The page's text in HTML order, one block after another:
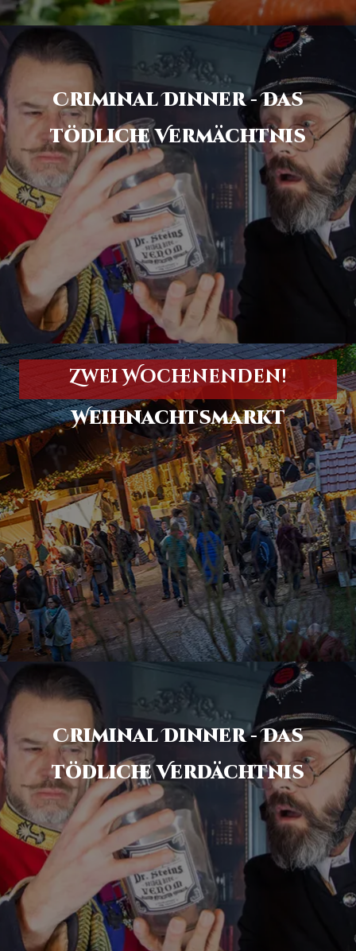
Criminal Dinner - Das
tödliche Vermächtnis
Zwei Wochenenden!
Weihnachtsmarkt
Criminal Dinner - Das
tödliche Verdächtnis